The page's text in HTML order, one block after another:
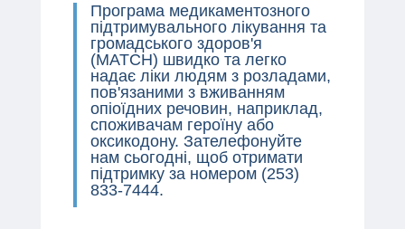
Програма медикаментозного
підтримувального лікування та
громадського здоров'я
(MATCH) швидко та легко
надає ліки людям з розладами,
пов'язаними з вживанням
опіоїдних речовин, наприклад,
споживачам героїну або
оксикодону. Зателефонуйте
нам сьогодні, щоб отримати
підтримку за номером (253)
833-7444.